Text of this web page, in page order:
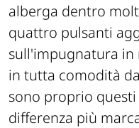
alberga dentro
quattro pulsanti
sull'impugnatura in
in tutta comodità
sono proprio
differenza più